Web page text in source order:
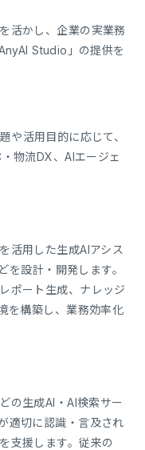
活かし、企業の実業務
Studio」の提供を
や活用目的に応じて、
物流DX、AIエージェ
活用した生成AIアシス
を設計・開発します。
ポート生成、ナレッジ
を構築し、業務効率化
生成AI・AI検索サー
適切に認識・言及され
支援します。従来の